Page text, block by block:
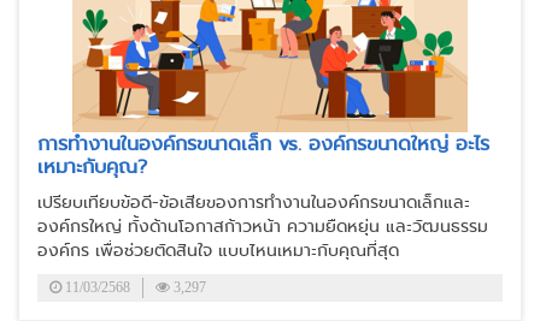
การทำงานในองค์กรขนาดเล็ก vs. องค์กรขนาดใหญ่ อะไร
เหมาะกับคุณ?
เปรียบเทียบข้อดี-ข้อเสียของการทำงานในองค์กรขนาดเล็กและ
องค์กรใหญ่ ทั้งด้านโอกาสก้าวหน้า ความยืดหยุ่น และวัฒนธรรม
องค์กร เพื่อช่วยตัดสินใจ แบบไหนเหมาะกับคุณที่สุด
11/03/2568 3,297